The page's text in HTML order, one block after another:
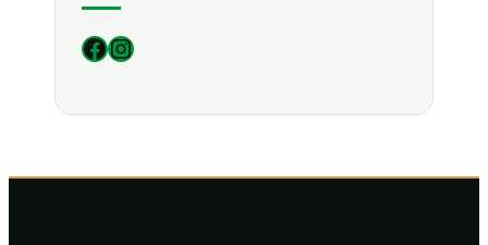
Facebook Instagram